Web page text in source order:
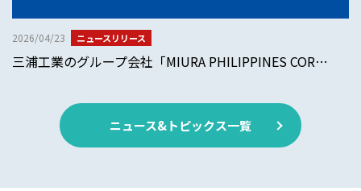
ニュースリリース
2026/04/23
三浦工業のグループ会社「MIURA PHILIPPINES COR…
ニュース&トピックス一覧